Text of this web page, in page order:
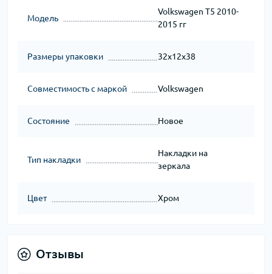
Модель
Volkswagen T5 2010-
2015 гг
Размеры упаковки 32x12x38
Совместимость с маркой Volkswagen
Состояние Новое
Тип накладки
Накладки на
зеркала
Цвет Хром
Отзывы